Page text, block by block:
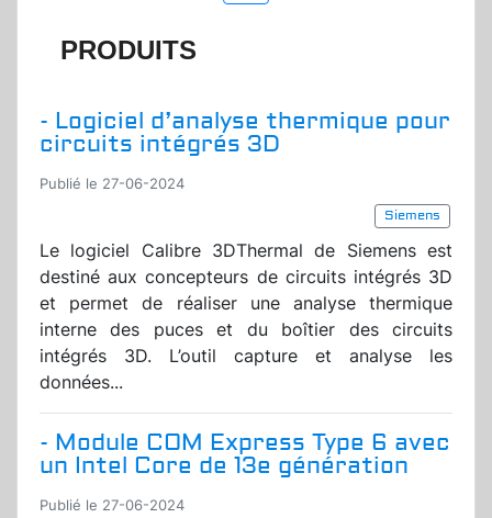
PRODUITS
- Logiciel d’analyse thermique pour
circuits intégrés 3D
Publié le 27-06-2024
Siemens
Le logiciel Calibre 3DThermal de Siemens est
destiné aux concepteurs de circuits intégrés 3D
et permet de réaliser une analyse thermique
interne des puces et du boîtier des circuits
intégrés 3D. L’outil capture et analyse les
données...
- Module COM Express Type 6 avec
un Intel Core de 13e génération
Publié le 27-06-2024